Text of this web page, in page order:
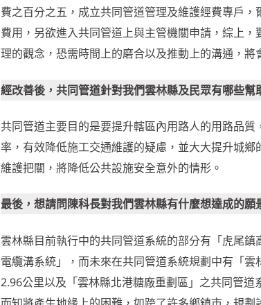
費之百分之五，成立共同管道管理及維護經費專戶
費用，另欲進入共同管道上與主管機關申請，綜上
理的觀念，恐需時間上的磨合以及推動上的溝通，將
經改善後，共同管道針對我們雲林縣及民眾有哪些幫
共同管道主要目的是要提升轄區內用路人的用路品
率，有效降低施工交通維護的疑慮，並大大提升城
維護把關，將降低公共設施安全意外的情形。
最後，想請問陳科長對我們雲林縣有什麼想達成的願
雲林縣目前執行中的共同管道系統的部分有「虎尾
電纜溝系統」，而未來在共同管道系統規劃中有「
2.96公里以及「雲林縣北港糖廠重劃區」之共同管